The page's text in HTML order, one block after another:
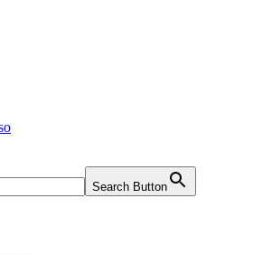
Search Button